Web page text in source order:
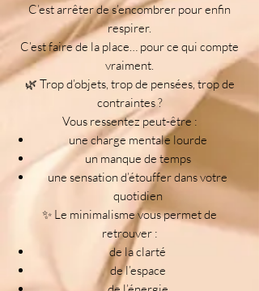
C’est arrêter de s’encombrer pour enfin
respirer.
C’est faire de la place… pour ce qui compte
vraiment.
🌿 Trop d’objets, trop de pensées, trop de
contraintes ?
Vous ressentez peut-être :
une charge mentale lourde
un manque de temps
une sensation d’étouffer dans votre
quotidien
✨ Le minimalisme vous permet de
retrouver :
de la clarté
de l’espace